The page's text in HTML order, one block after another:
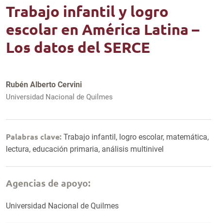
Trabajo infantil y logro
escolar en América Latina –
Los datos del SERCE
Rubén Alberto Cervini
Universidad Nacional de Quilmes
Palabras clave: Trabajo infantil, logro escolar, matemática,
lectura, educación primaria, análisis multinivel
Agencias de apoyo:
Universidad Nacional de Quilmes